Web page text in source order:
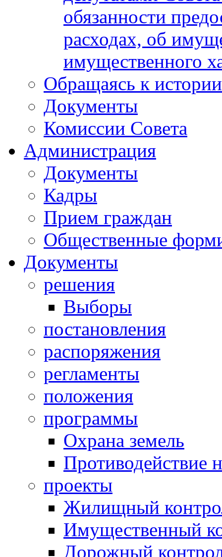
обязанности
расходах, об
имущественного
Обращаясь к истории
Документы
Комиссии Совета
Администрация
Документы
Кадры
Прием граждан
Общественные
Документы
решения
Выборы
постановления
распоряжения
регламенты
положения
программы
Охрана земель
Противодействие
проекты
Жилищный
Имущественный
Дорожный